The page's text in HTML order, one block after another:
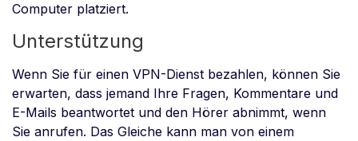
Computer platziert.
Unterstützung
Wenn Sie für einen VPN-Dienst bezahlen, können Sie
erwarten, dass jemand Ihre Fragen, Kommentare und
E-Mails beantwortet und den Hörer abnimmt, wenn
Sie anrufen. Das Gleiche kann man von einem